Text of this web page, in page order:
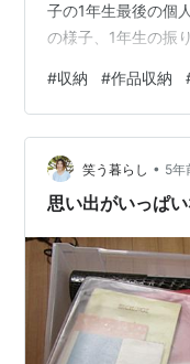
子の1年生最後の個
の様子、1年生の振
と泣いた日々。
間は本当に本当に
が止まらなくて....
寝顔を見て泣いてし
を言ってくれたん…
#収納 #作品収納
笑う暮らし • 5年
思い出がいっぱ